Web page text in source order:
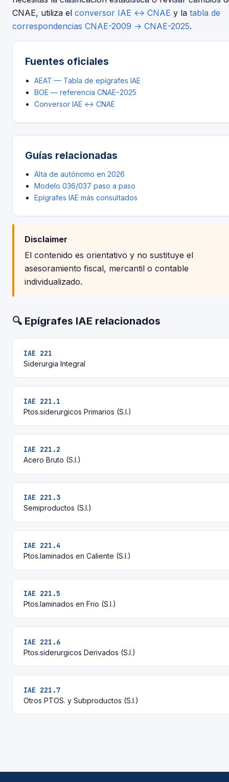
CNAE, utiliza el conversor IAE ↔ CNAE y la tabla de
correspondencias CNAE-2009 → CNAE-2025.
Fuentes oficiales
AEAT — Tabla de epígrafes IAE
BOE — referencia CNAE-2025
Conversor IAE ↔ CNAE
Guías relacionadas
Alta de autónomo en 2026
Modelo 036/037 paso a paso
Epígrafes IAE más consultados
Disclaimer
El contenido es orientativo y no sustituye el
asesoramiento fiscal, mercantil o contable
individualizado.
🔍 Epígrafes IAE relacionados
IAE 221
Siderurgia Integral
IAE 221.1
Ptos.siderurgicos Primarios (S.I.)
IAE 221.2
Acero Bruto (S.I.)
IAE 221.3
Semiproductos (S.I.)
IAE 221.4
Ptos.laminados en Caliente (S.I.)
IAE 221.5
Ptos.laminados en Frio (S.I.)
IAE 221.6
Ptos.siderurgicos Derivados (S.I.)
IAE 221.7
Otros PTOS. y Subproductos (S.I.)